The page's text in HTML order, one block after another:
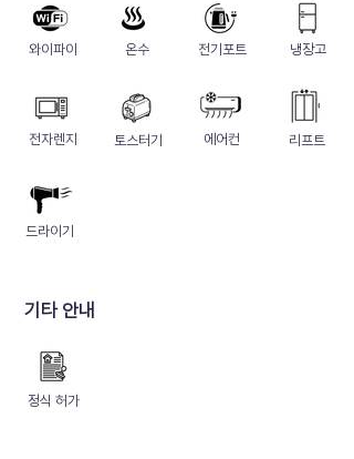
와이파이 온수 ​전기포트 냉장고
​전자렌지 토스터기 에어컨 리프트
​드라이기
기타 안내
정식 허가